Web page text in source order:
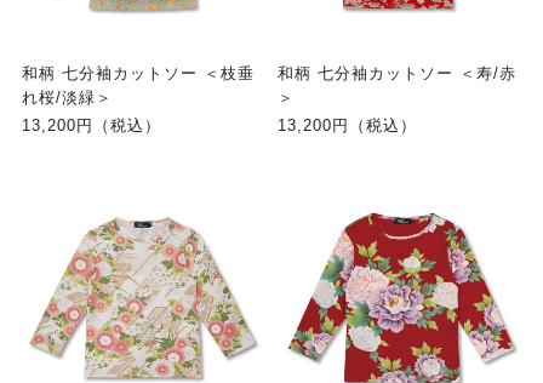
和柄 七分袖カットソー ＜枝垂
れ桜/淡緑＞
13,200円（税込）
和柄 七分袖カットソー ＜寿/赤
＞
13,200円（税込）